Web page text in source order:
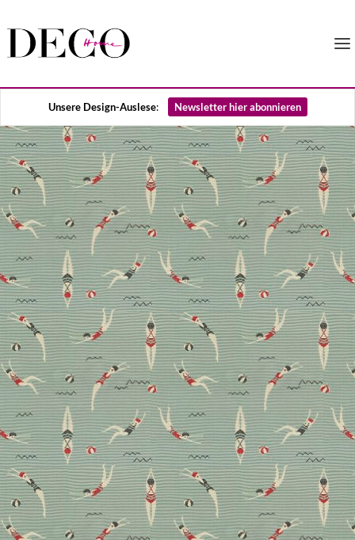
Unsere Design-Auslese: Newsletter hier abonnieren